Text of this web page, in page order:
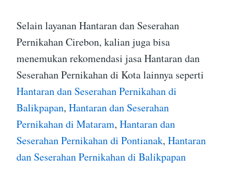
Selain layanan Hantaran dan Seserahan
Pernikahan Cirebon, kalian juga bisa
menemukan rekomendasi jasa Hantaran dan
Seserahan Pernikahan di Kota lainnya seperti
Hantaran dan Seserahan Pernikahan di
Balikpapan, Hantaran dan Seserahan
Pernikahan di Mataram, Hantaran dan
Seserahan Pernikahan di Pontianak, Hantaran
dan Seserahan Pernikahan di Balikpapan